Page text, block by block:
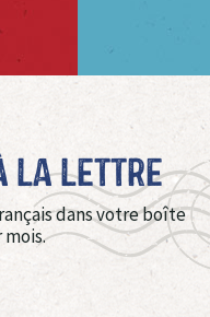
La Lettre
dans votre boîte